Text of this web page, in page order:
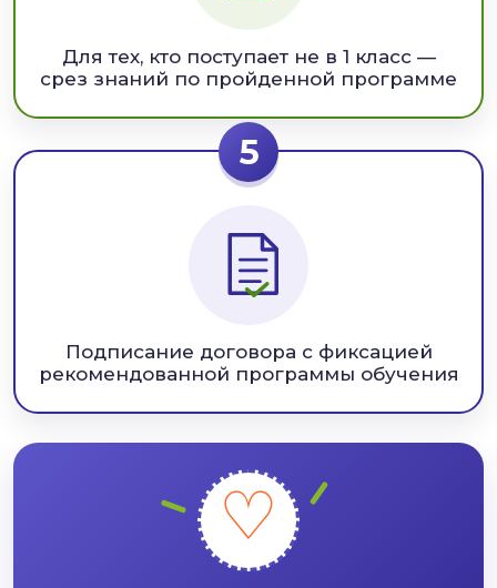
Для тех, кто поступает не в 1 класс —
срез знаний по пройденной программе
5
Подписание договора с фиксацией
рекомендованной программы обучения
♡